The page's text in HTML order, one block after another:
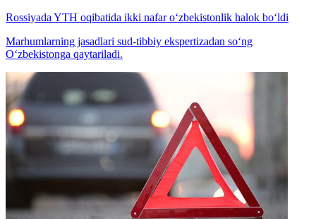
Rossiyada YTH oqibatida ikki nafar o‘zbekistonlik halok bo‘ldi
Marhumlarning jasadlari sud-tibbiy ekspertizadan so‘ng
O‘zbekistonga qaytariladi.